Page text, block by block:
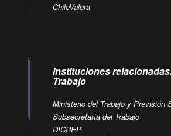
ChileValora
Instituciones
Trabajo
Ministerio del Trabajo y Previsión
Subsecretaría del Trabajo
DICREP